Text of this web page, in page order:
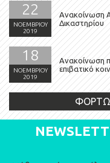
22
ΝΟΕΜΒΡΙΟΥ
2019
Ανακοίνωση
Δικαστηρίου
18
ΝΟΕΜΒΡΙΟΥ
2019
Ανακοίνωση
επιβατικό